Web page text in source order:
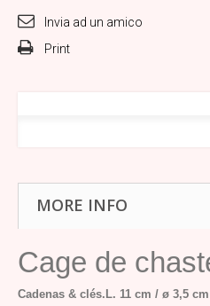
Invia ad un amico
Print
MORE INFO
Cage de
Cadenas & clés. L. 11 cm / ø 3,5